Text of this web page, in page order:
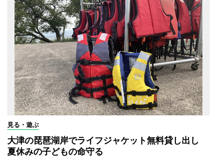
見る・遊ぶ
大津の琵琶湖岸でライフジャケット無料貸し出し
夏休みの子どもの命守る